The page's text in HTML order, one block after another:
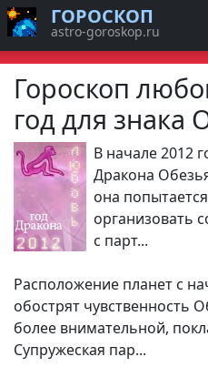
Гороскоп
год для знака
В начале 2012
Дракона
она
организовать
с парт...
Расположение планет с
обострят чувственность
более внимательной,
Супружеская пар...
ГОРОСКОП
astro-goroskop.ru